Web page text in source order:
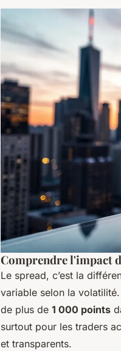
Comprendre l'impact
Le spread, c’est la
variable selon la
de plus de 1 000 points
surtout pour les traders
et transparents.